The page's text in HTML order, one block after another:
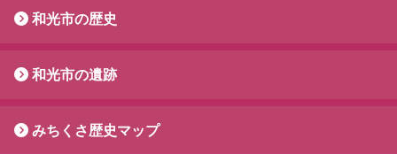
和光市の歴史
和光市の遺跡
みちくさ歴史マップ